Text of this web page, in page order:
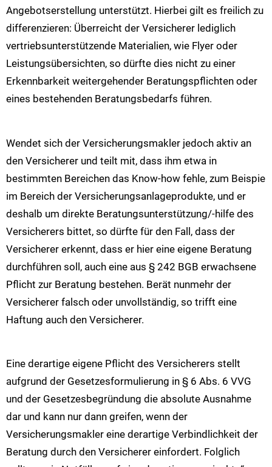
Angebotserstellung unterstützt. Hierbei gilt es freilich zu
differenzieren: Überreicht der Versicherer lediglich
vertriebsunterstützende Materialien, wie Flyer oder
Leistungsübersichten, so dürfte dies nicht zu einer
Erkennbarkeit weitergehender Beratungspflichten oder
eines bestehenden Beratungsbedarfs führen.
Wendet sich der Versicherungsmakler jedoch aktiv an
den Versicherer und teilt mit, dass ihm etwa in
bestimmten Bereichen das Know-how fehle, zum Beispie
im Bereich der Versicherungsanlageprodukte, und er
deshalb um direkte Beratungsunterstützung/-hilfe des
Versicherers bittet, so dürfte für den Fall, dass der
Versicherer erkennt, dass er hier eine eigene Beratung
durchführen soll, auch eine aus § 242 BGB erwachsene
Pflicht zur Beratung bestehen. Berät nunmehr der
Versicherer falsch oder unvollständig, so trifft eine
Haftung auch den Versicherer.
Eine derartige eigene Pflicht des Versicherers stellt
aufgrund der Gesetzesformulierung in § 6 Abs. 6 VVG
und der Gesetzesbegründung die absolute Ausnahme
dar und kann nur dann greifen, wenn der
Versicherungsmakler eine derartige Verbindlichkeit der
Beratung durch den Versicherer einfordert. Folglich